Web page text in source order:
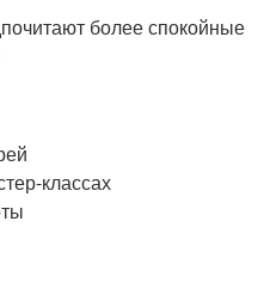
более спокойные
классах